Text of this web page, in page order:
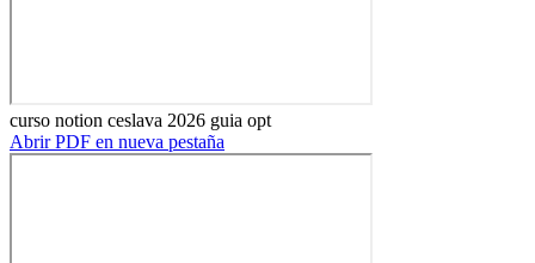
curso notion ceslava 2026 guia opt
Abrir PDF en nueva pestaña